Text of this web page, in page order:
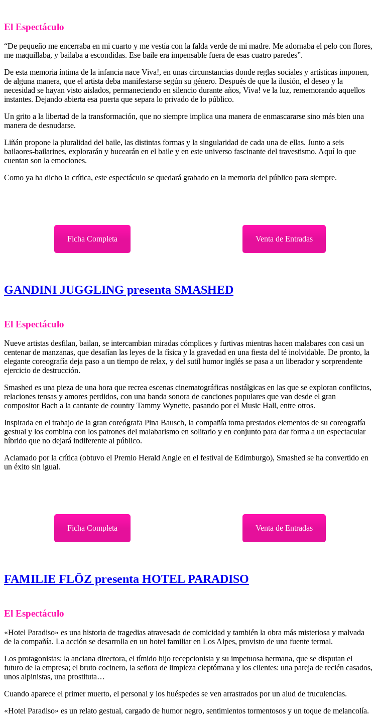
El Espectáculo
“De pequeño me encerraba en mi cuarto y me vestía con la falda verde de mi madre. Me adornaba el pelo con flores,
me maquillaba, y bailaba a escondidas. Ese baile era impensable fuera de esas cuatro paredes”.
De esta memoria íntima de la infancia nace Viva!, en unas circunstancias donde reglas sociales y artísticas imponen,
de alguna manera, que el artista deba manifestarse según su género. Después de que la ilusión, el deseo y la
necesidad se hayan visto aislados, permaneciendo en silencio durante años, Viva! ve la luz, rememorando aquellos
instantes. Dejando abierta esa puerta que separa lo privado de lo público.
Un grito a la libertad de la transformación, que no siempre implica una manera de enmascararse sino más bien una
manera de desnudarse.
Liñán propone la pluralidad del baile, las distintas formas y la singularidad de cada una de ellas. Junto a seis
bailaores-bailarines, explorarán y bucearán en el baile y en este universo fascinante del travestismo. Aquí lo que
cuentan son la emociones.
Como ya ha dicho la crítica, este espectáculo se quedará grabado en la memoria del público para siempre.
Ficha Completa Venta de Entradas
GANDINI JUGGLING presenta SMASHED
El Espectáculo
Nueve artistas desfilan, bailan, se intercambian miradas cómplices y furtivas mientras hacen malabares con casi un
centenar de manzanas, que desafían las leyes de la física y la gravedad en una fiesta del té inolvidable. De pronto, la
elegante coreografía deja paso a un tiempo de relax, y del sutil humor inglés se pasa a un liberador y sorprendente
ejercicio de destrucción.
Smashed es una pieza de una hora que recrea escenas cinematográficas nostálgicas en las que se exploran conflictos,
relaciones tensas y amores perdidos, con una banda sonora de canciones populares que van desde el gran
compositor Bach a la cantante de country Tammy Wynette, pasando por el Music Hall, entre otros.
Inspirada en el trabajo de la gran coreógrafa Pina Bausch, la compañía toma prestados elementos de su coreografía
gestual y los combina con los patrones del malabarismo en solitario y en conjunto para dar forma a un espectacular
híbrido que no dejará indiferente al público.
Aclamado por la crítica (obtuvo el Premio Herald Angle en el festival de Edimburgo), Smashed se ha convertido en
un éxito sin igual.
Ficha Completa Venta de Entradas
FAMILIE FLÖZ presenta HOTEL PARADISO
El Espectáculo
«Hotel Paradiso» es una historia de tragedias atravesada de comicidad y también la obra más misteriosa y malvada
de la compañía. La acción se desarrolla en un hotel familiar en Los Alpes, provisto de una fuente termal.
Los protagonistas: la anciana directora, el tímido hijo recepcionista y su impetuosa hermana, que se disputan el
futuro de la empresa; el bruto cocinero, la señora de limpieza cleptómana y los clientes: una pareja de recién casados,
unos alpinistas, una prostituta…
Cuando aparece el primer muerto, el personal y los huéspedes se ven arrastrados por un alud de truculencias.
«Hotel Paradiso» es un relato gestual, cargado de humor negro, sentimientos tormentosos y un toque de melancolía.